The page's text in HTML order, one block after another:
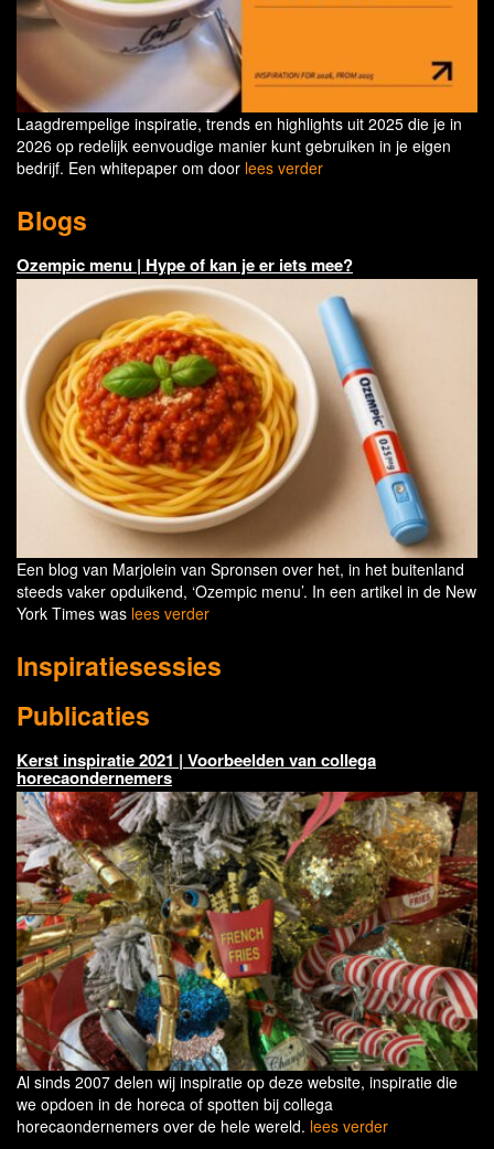
Laagdrempelige inspiratie, trends en highlights uit 2025 die je in
2026 op redelijk eenvoudige manier kunt gebruiken in je eigen
bedrijf. Een whitepaper om door lees verder
Blogs
Ozempic menu | Hype of kan je er iets mee?
Een blog van Marjolein van Spronsen over het, in het buitenland
steeds vaker opduikend, ‘Ozempic menu’. In een artikel in de New
York Times was lees verder
Inspiratiesessies
Publicaties
Kerst inspiratie 2021 | Voorbeelden van collega
horecaondernemers
Al sinds 2007 delen wij inspiratie op deze website, inspiratie die
we opdoen in de horeca of spotten bij collega
horecaondernemers over de hele wereld. lees verder